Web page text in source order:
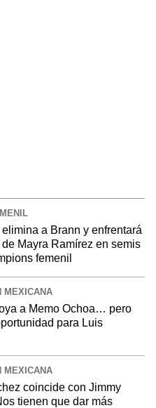
a Brann y enfrentará
Mayra Ramírez en semis
femenil
MEXICANA
a Memo Ochoa… pero
para Luis
MEXICANA
coincide con Jimmy
tienen que dar más